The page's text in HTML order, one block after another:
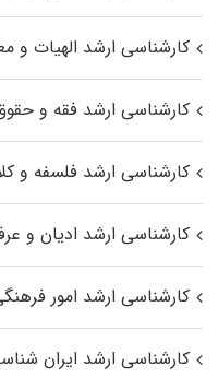
کارشناسی ارشد الهیات
کارشناسی ارشد فقه و
کارشناسی ارشد فلسفه و
کارشناسی ارشد ادیان و
کارشناسی ارشد امور
کارشناسی ارشد ایران